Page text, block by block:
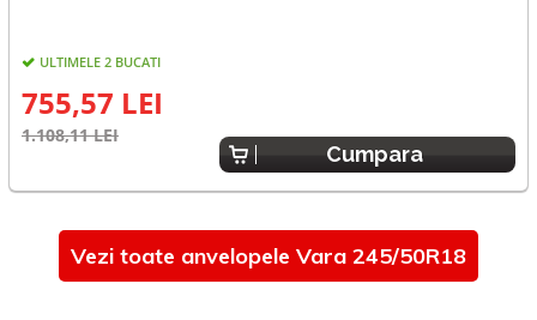
ULTIMELE 2 BUCATI
755,57 LEI
1.108,11 LEI
Cumpara
Vezi toate anvelopele Vara 245/50R18